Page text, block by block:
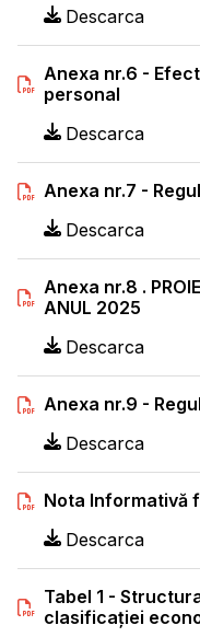
Descarca
Anexa nr.6 -
personal
Descarca
Anexa nr.7 -
Descarca
Anexa nr.8 .
ANUL 2025
Descarca
Anexa nr.9 -
Descarca
Nota Informativă
Descarca
Tabel 1 -
clasificaţiei